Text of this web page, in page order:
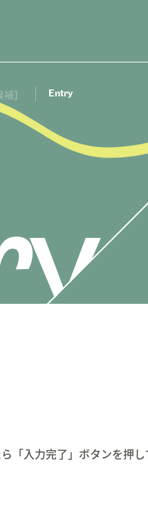
01.
Message
Education
】 Entry
「入力完了」ボタンを押し